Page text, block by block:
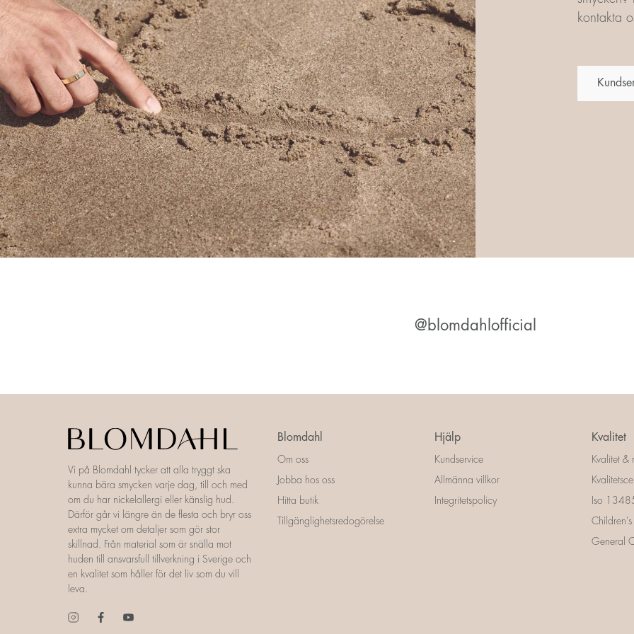
kontakta
@blomdahlofficial
Vi på Blomdahl tycker att alla tryggt ska
kunna bära smycken varje dag, till och med
om du har nickelallergi eller känslig hud.
Därför går vi längre än de flesta och bryr oss
extra mycket om detaljer som gör stor
skillnad. Från material som är snälla mot
huden till ansvarsfull tillverkning i Sverige och
en kvalitet som håller för det liv som du vill
leva.
Blomdahl
Om oss
Jobba hos oss
Hitta butik
Tillgänglighetsredogörelse
Hjälp
Kundservice
Allmänna villkor
Integritetspolicy
Kvalitet
Kvalitet &
Iso
General